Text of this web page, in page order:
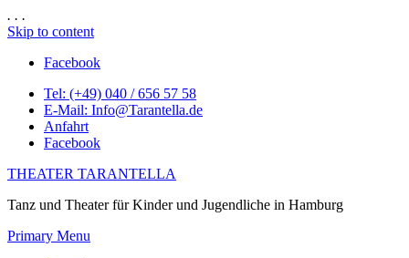
. . .
Skip to content
Facebook
Tel: (+49) 040 / 656 57 58
E-Mail: Info@Tarantella.de
Anfahrt
Facebook
THEATER TARANTELLA
Tanz und Theater für Kinder und Jugendliche in Hamburg
Primary Menu